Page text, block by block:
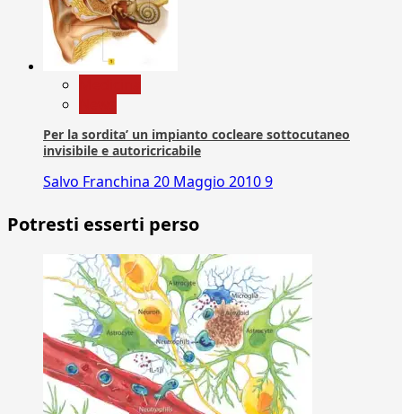
Per la sordita’ un impianto cocleare sottocutaneo
invisibile e autoricricabile
Salvo Franchina 20 Maggio 20109
Potresti esserti perso